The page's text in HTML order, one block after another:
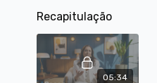
Recapitulação
05:34